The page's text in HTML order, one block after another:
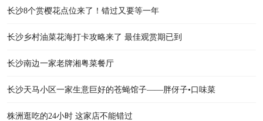
长沙8个赏樱花点位来了！错过又要等一年
长沙乡村油菜花海打卡攻略来了 最佳观赏期已到
长沙南边一家老牌湘粤菜餐厅
长沙天马小区一家生意巨好的苍蝇馆子——胖伢子•口味菜
株洲逛吃的24小时 这家店不能错过